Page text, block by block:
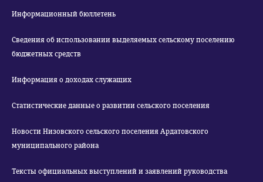
Информационный бюллетень
Сведения об использовании выделяемых сельскому поселению
бюджетных средств
Информация о доходах служащих
Статистические данные о развитии сельского поселения
Новости Низовского сельского поселения Ардатовского
муниципального района
Тексты официальных выступлений и заявлений руководства